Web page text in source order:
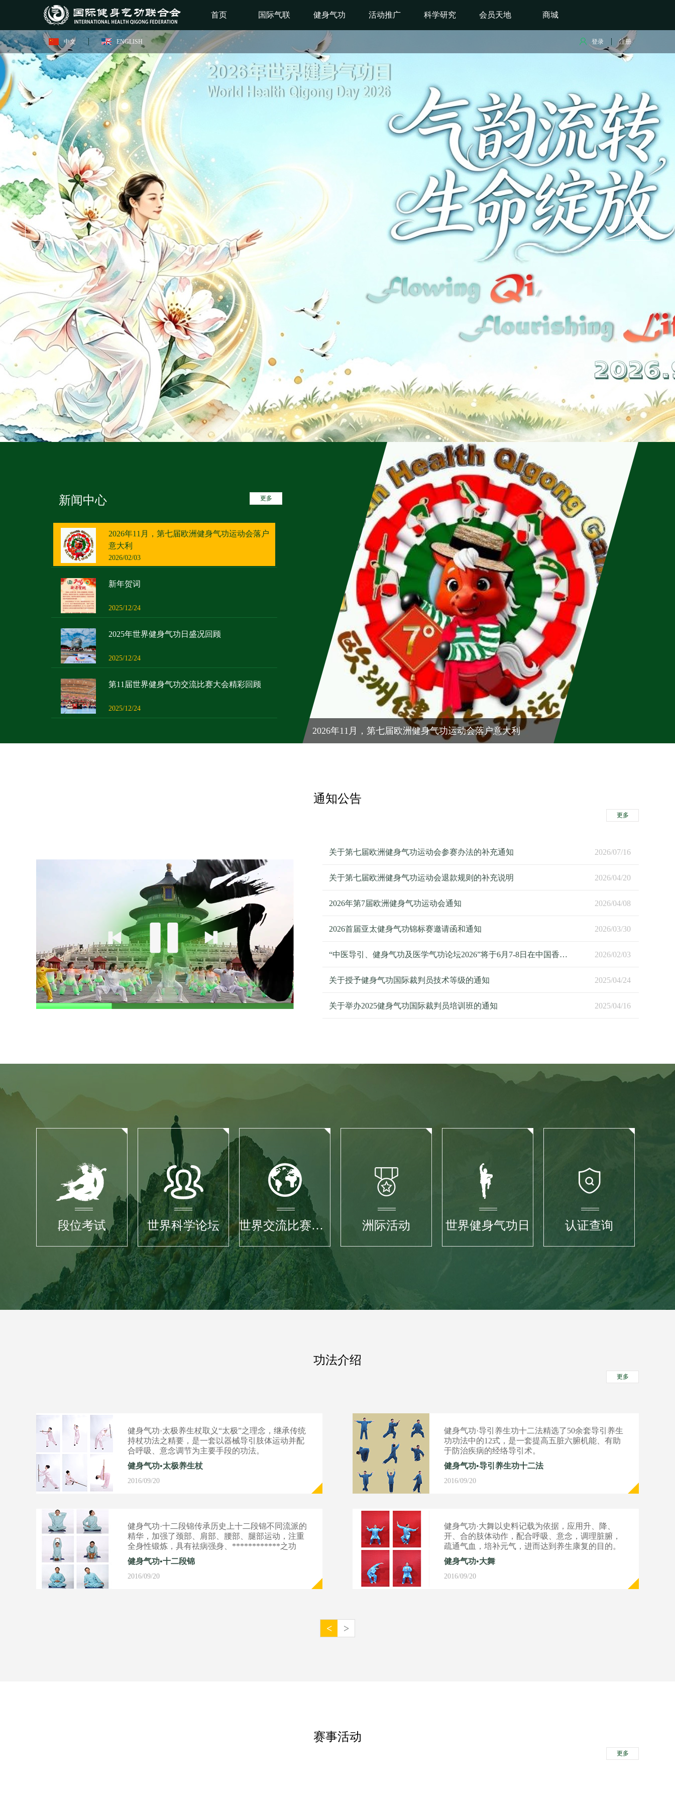
首页 国际气联 健身气功 活动推广 科学研究 会员天地 商城
中文 ENGLISH 登录 注册
新闻中心 更多
2026年11月，第七届欧洲健身气功运动会落户
意大利
2026/02/03
新年贺词
2025/12/24
2025年世界健身气功日盛况回顾
2025/12/24
第11届世界健身气功交流比赛大会精彩回顾
2025/12/24
2026年11月，第七届欧洲健身气功运动会落户意大利
通知公告
更多
关于第七届欧洲健身气功运动会参赛办法的补充通知 2026/07/16
关于第七届欧洲健身气功运动会退款规则的补充说明 2026/04/20
2026年第7届欧洲健身气功运动会通知 2026/04/08
2026首届亚太健身气功锦标赛邀请函和通知 2026/03/30
“中医导引、健身气功及医学气功论坛2026”将于6月7-8日在中国香港举办 2026/02/03
关于授予健身气功国际裁判员技术等级的通知 2025/04/24
关于举办2025健身气功国际裁判员培训班的通知 2025/04/16
段位考试 世界科学论坛 世界交流比赛大会 洲际活动 世界健身气功日 认证查询
功法介绍
更多
健身气功·太极养生杖取义“太极”之理念，继承传统
持杖功法之精要，是一套以器械导引肢体运动并配
合呼吸、意念调节为主要手段的功法。
健身气功•太极养生杖
2016/09/20
健身气功·导引养生功十二法精选了50余套导引养生
功功法中的12式，是一套提高五脏六腑机能、有助
于防治疾病的经络导引术。
健身气功•导引养生功十二法
2016/09/20
健身气功·十二段锦传承历史上十二段锦不同流派的
精华，加强了颈部、肩部、腰部、腿部运动，注重
全身性锻炼，具有祛病强身、************之功
效。
健身气功•十二段锦
2016/09/20
健身气功·大舞以史料记载为依据，应用升、降、
开、合的肢体动作，配合呼吸、意念，调理脏腑，
疏通气血，培补元气，进而达到养生康复的目的。
健身气功•大舞
2016/09/20
< >
赛事活动
更多